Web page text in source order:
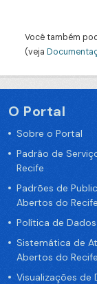
Você também
(veja
O Portal
Sobre o Portal
Padrão de
Recife
Padrões de
Abertos do Recife
Política de
Sistemática de
Abertos do Recife
Visualizações de